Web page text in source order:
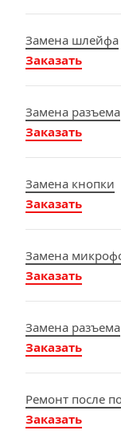
Замена шлейфа
Заказать
Замена разъема
Заказать
Замена кнопки
Заказать
Замена
Заказать
Замена разъема
Заказать
Ремонт после
Заказать